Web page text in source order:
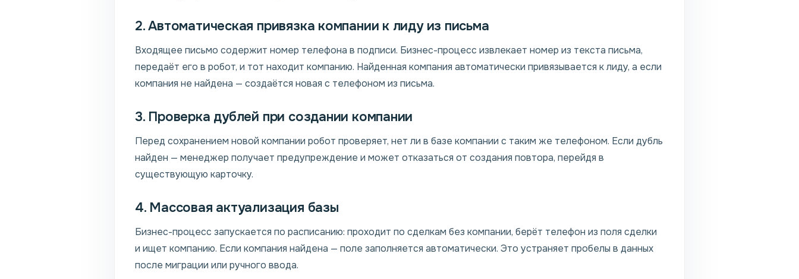
2. Автоматическая привязка компании к лиду из письма
Входящее письмо содержит номер телефона в подписи. Бизнес-процесс извлекает номер из текста письма,
передаёт его в робот, и тот находит компанию. Найденная компания автоматически привязывается к лиду, а если
компания не найдена — создаётся новая с телефоном из письма.
3. Проверка дублей при создании компании
Перед сохранением новой компании робот проверяет, нет ли в базе компании с таким же телефоном. Если дубль
найден — менеджер получает предупреждение и может отказаться от создания повтора, перейдя в
существующую карточку.
4. Массовая актуализация базы
Бизнес-процесс запускается по расписанию: проходит по сделкам без компании, берёт телефон из поля сделки
и ищет компанию. Если компания найдена — поле заполняется автоматически. Это устраняет пробелы в данных
после миграции или ручного ввода.